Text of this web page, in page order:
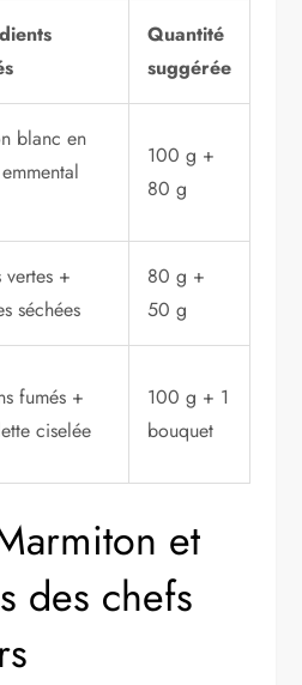
Quantité
suggérée
blanc en
100 g +
80 g
vertes +
séchées
80 g +
50 g
fumés +
ciselée
100 g + 1
bouquet
et
des chefs